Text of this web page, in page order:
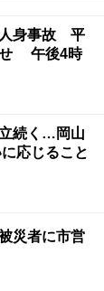
人身事故 平
せ 午後4時
続く…岡山
応じること
災者に市営